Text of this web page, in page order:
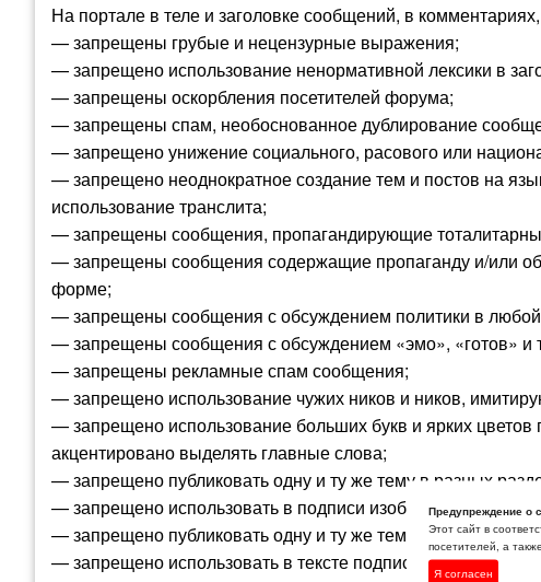
На портале в теле и заголовке сообщений, в
— запрещены грубые и нецензурные выражения;
— запрещено использование ненормативной лексики в
— запрещены оскорбления посетителей форума;
— запрещены спам, необоснованное дублирование
— запрещено унижение социального, расового или
— запрещено неоднократное создание тем и постов на
использование транслита;
— запрещены сообщения, пропагандирующие
— запрещены сообщения содержащие пропаганду и/или
форме;
— запрещены сообщения с обсуждением политики в
— запрещены сообщения с обсуждением «эмо», «готов» и
— запрещены рекламные спам сообщения;
— запрещено использование чужих ников и ников,
— запрещено использование больших букв и ярких
акцентировано выделять главные слова;
— запрещено публиковать одну и ту же тему в разных
— запрещено использовать в подписи изображения
— запрещено публиковать одну и ту же тему несколько раз;
— запрещено использовать в тексте подписи рекламные
Предупреждение о
Этот сайт в
посетителей, а
Я согласен